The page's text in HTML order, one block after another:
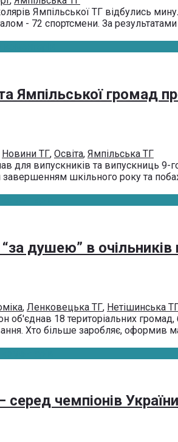
Ямпільської ТГ відбулись
- 72 спортсмени. За результатами
Ямпільської громад
Новини ТГ, Освіта, Ямпільська ТГ
для випускників та випускниць 9-
завершенням шкільного року та
душею” в
, Ленковецька ТГ, Нетішинська
об'єднав 18 територіальних
Хто більше заробляє, оформив
серед чемпіонів України